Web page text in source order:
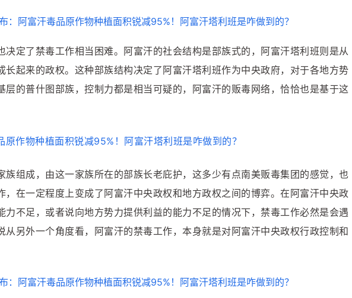
决定了禁毒工作相当困难。阿富汗的社会结构是部族式的，阿富汗塔利班则是从
长起来的政权。这种部族结构决定了阿富汗塔利班作为中央政府，对于各地方势
层的普什图部族，控制力都是相当可疑的，阿富汗的贩毒网络，恰恰也是基于这
族组成，由这一家族所在的部族长老庇护，这多少有点南美贩毒集团的感觉，也
，在一定程度上变成了阿富汗中央政权和地方政权之间的博弈。在阿富汗中央政
力不足，或者说向地方势力提供利益的能力不足的情况下，禁毒工作必然是会遇
从另外一个角度看，阿富汗的禁毒工作，本身就是对阿富汗中央政权行政控制和